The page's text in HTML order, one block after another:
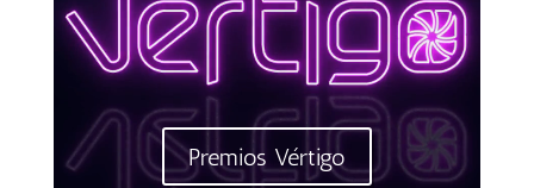
Premios Vértigo